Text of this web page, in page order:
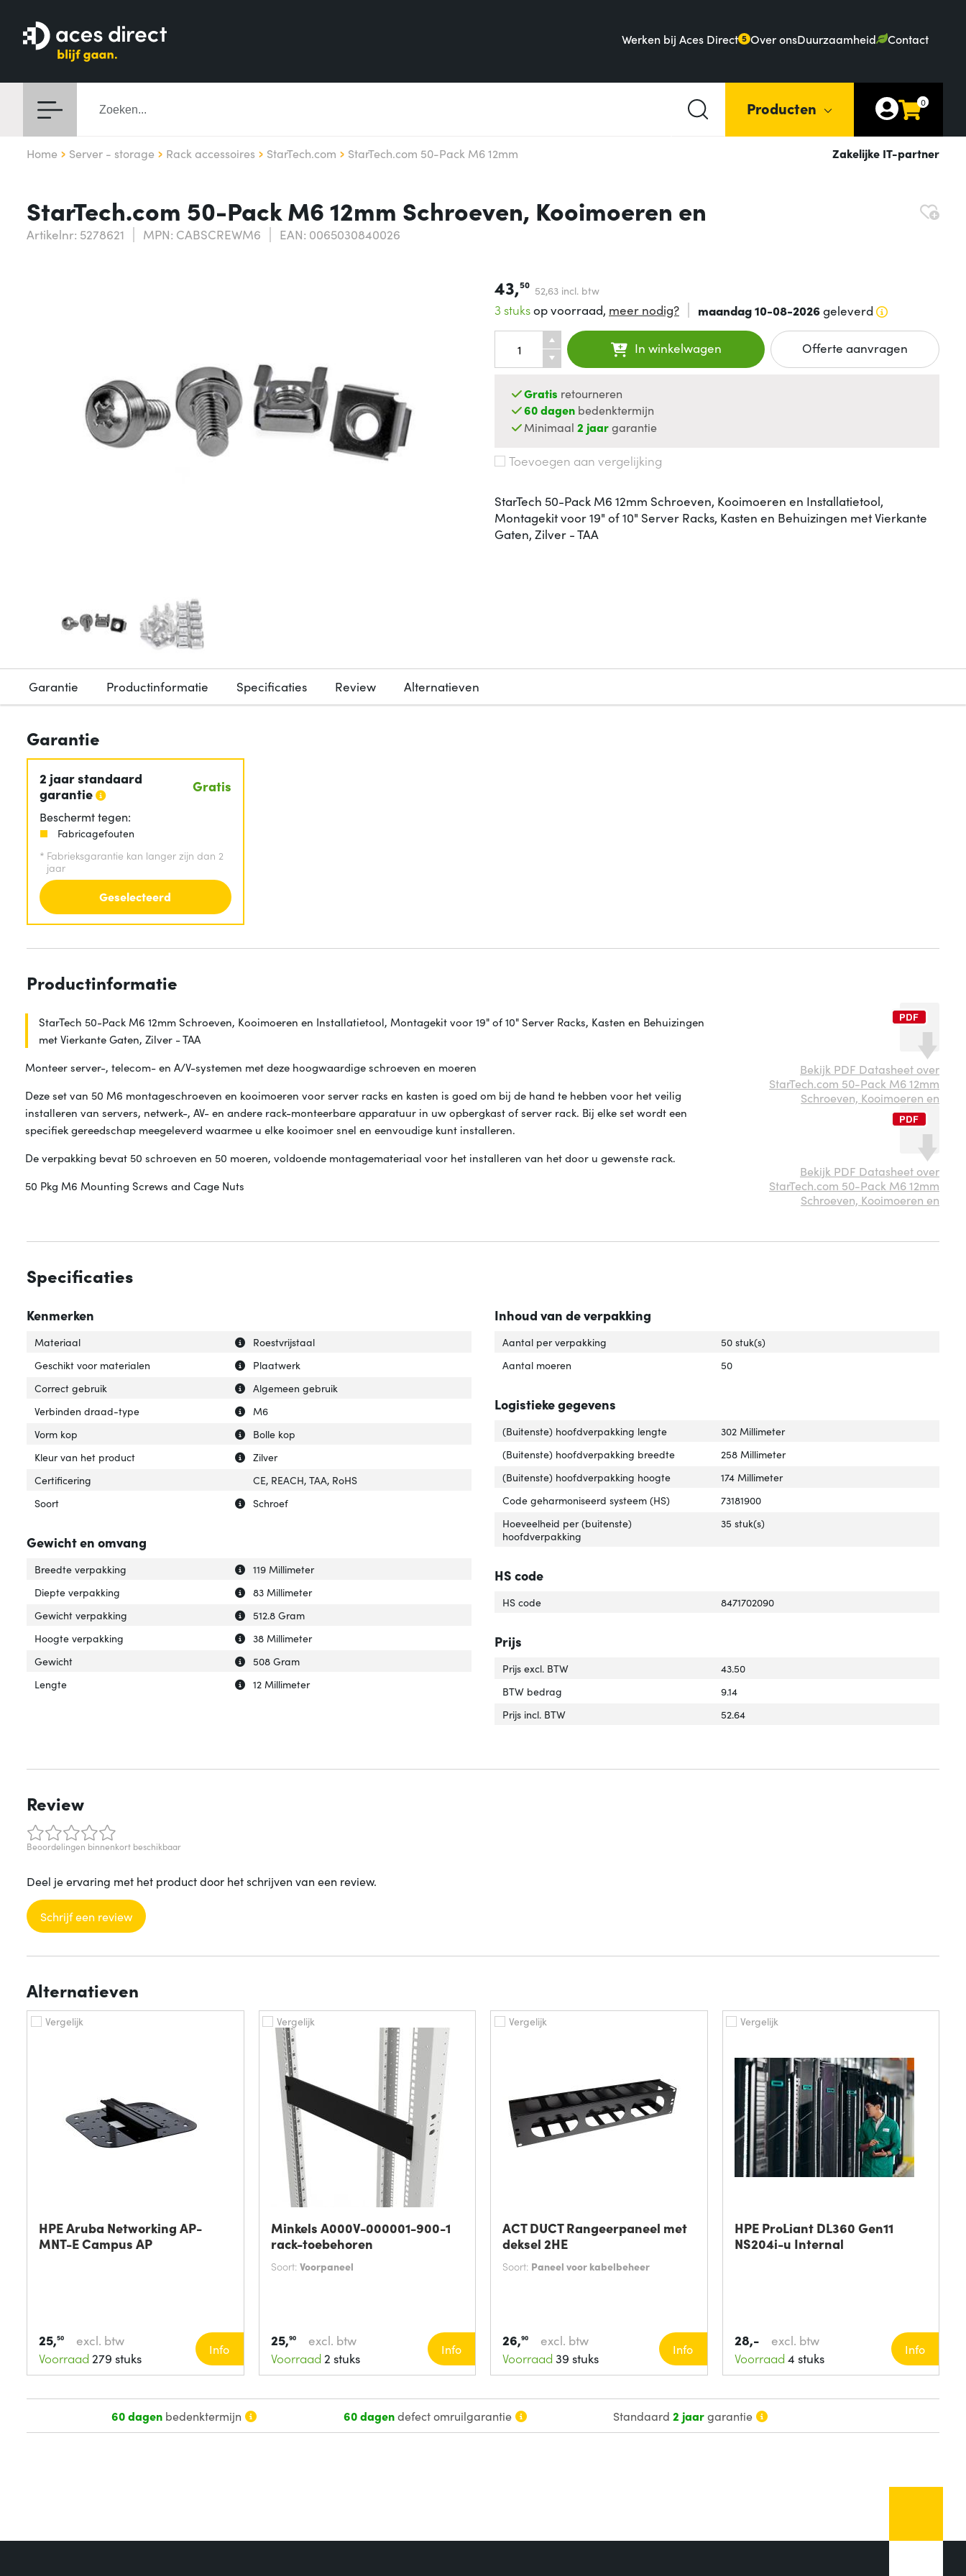
Werken bij Aces Direct 5 Over onsDuurzaamheid Contact
Producten 0
Home Server - storage Rack accessoires StarTech.com StarTech.com 50-Pack M6 12mm Zakelijke IT-partner
StarTech.com 50-Pack M6 12mm Schroeven, Kooimoeren en
Artikelnr: 5278621 MPN: CABSCREWM6 EAN: 0065030840026
43,50 52,63 incl. btw
3 stuksop voorraad, meer nodig? maandag 10-08-2026geleverd
In winkelwagen Offerte aanvragen
Gratis retourneren
60 dagen bedenktermijn
Minimaal2 jaargarantie
Toevoegen aan vergelijking
StarTech 50-Pack M6 12mm Schroeven, Kooimoeren en Installatietool,
Montagekit voor 19" of 10" Server Racks, Kasten en Behuizingen met Vierkante
Gaten, Zilver - TAA
Garantie Productinformatie Specificaties Review Alternatieven
Garantie
2 jaar standaard
garantie
Gratis
Beschermt tegen:
Fabricagefouten
* Fabrieksgarantie kan langer zijn dan 2
jaar
Geselecteerd
Productinformatie
StarTech 50-Pack M6 12mm Schroeven, Kooimoeren en Installatietool, Montagekit voor 19" of 10" Server Racks, Kasten en Behuizingen
met Vierkante Gaten, Zilver - TAA
Monteer server-, telecom- en A/V-systemen met deze hoogwaardige schroeven en moeren
Deze set van 50 M6 montageschroeven en kooimoeren voor server racks en kasten is goed om bij de hand te hebben voor het veilig
installeren van servers, netwerk-, AV- en andere rack-monteerbare apparatuur in uw opbergkast of server rack. Bij elke set wordt een
specifiek gereedschap meegeleverd waarmee u elke kooimoer snel en eenvoudige kunt installeren.
De verpakking bevat 50 schroeven en 50 moeren, voldoende montagemateriaal voor het installeren van het door u gewenste rack.
50 Pkg M6 Mounting Screws and Cage Nuts
Bekijk PDF Datasheet over
StarTech.com 50-Pack M6 12mm
Schroeven, Kooimoeren en
Bekijk PDF Datasheet over
StarTech.com 50-Pack M6 12mm
Schroeven, Kooimoeren en
Specificaties
Kenmerken
Uitleg over 'Materiaal'
Verberg uitleg over 'Materiaal'
Materiaal
Roestvrijstaal
Uitleg over 'Geschikt voor materialen'
Verberg uitleg over 'Geschikt voor materialen'
Geschikt voor materialen
Plaatwerk
Uitleg over 'Correct gebruik'
Verberg uitleg over 'Correct gebruik'
Correct gebruik
Algemeen gebruik
Uitleg over 'Verbinden draad-type'
Verberg uitleg over 'Verbinden draad-type'
Verbinden draad-type
M6
Uitleg over 'Vorm kop'
Verberg uitleg over 'Vorm kop'
Vorm kop
Bolle kop
Uitleg over 'Kleur van het product'
Verberg uitleg over 'Kleur van het product'
Kleur van het product
Zilver
Certificering
CE, REACH, TAA, RoHS
Uitleg over 'Soort'
Verberg uitleg over 'Soort'
Soort Schroef
Gewicht en omvang
Uitleg over 'Breedte verpakking'
Verberg uitleg over 'Breedte verpakking'
Breedte verpakking
119 Millimeter
Uitleg over 'Diepte verpakking'
Verberg uitleg over 'Diepte verpakking'
Diepte verpakking
83 Millimeter
Uitleg over 'Gewicht verpakking'
Verberg uitleg over 'Gewicht verpakking'
Gewicht verpakking
512.8 Gram
Uitleg over 'Hoogte verpakking'
Verberg uitleg over 'Hoogte verpakking'
Hoogte verpakking
38 Millimeter
Uitleg over 'Gewicht'
Verberg uitleg over 'Gewicht'
Gewicht
508 Gram
Uitleg over 'Lengte'
Verberg uitleg over 'Lengte'
Lengte 12 Millimeter
Inhoud van de verpakking
Aantal per verpakking
50 stuk(s)
Aantal moeren
50
Logistieke gegevens
(Buitenste) hoofdverpakking lengte
302 Millimeter
(Buitenste) hoofdverpakking breedte
258 Millimeter
(Buitenste) hoofdverpakking hoogte
174 Millimeter
Code geharmoniseerd systeem (HS)
73181900
Hoeveelheid per (buitenste)
hoofdverpakking
35 stuk(s)
HS code
HS code 8471702090
Prijs
Prijs excl. BTW
43.50
BTW bedrag
9.14
Prijs incl. BTW
52.64
Review
Beoordelingen binnenkort beschikbaar
Deel je ervaring met het product door het schrijven van een review.
Schrijf een review
Alternatieven
Vergelijk
HPE Aruba Networking AP-
MNT-E Campus AP
25,50
excl. btw
Voorraad 279 stuks
Info
Vergelijk
Minkels A000V-000001-900-1
rack-toebehoren
Soort: Voorpaneel
25,90
excl. btw
Voorraad 2 stuks
Info
Vergelijk
ACT DUCT Rangeerpaneel met
deksel 2HE
Soort: Paneel voor kabelbeheer
26,90
excl. btw
Voorraad 39 stuks
Info
Vergelijk
HPE ProLiant DL360 Gen11
NS204i-u Internal
28,-
excl. btw
Voorraad 4 stuks
Info
60 dagenbedenktermijn 60 dagendefect omruilgarantie Standaard2 jaargarantie